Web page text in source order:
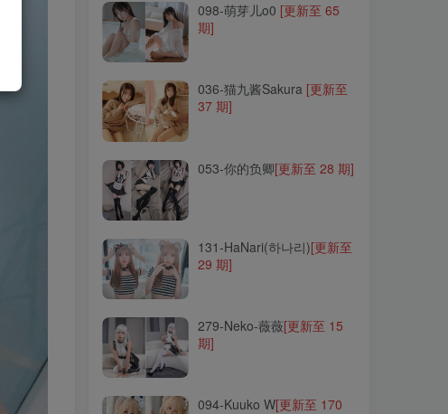
036-猫九酱Sakura
279-Neko-薇薇
094-Kuuko W
098-萌芽儿o0 [更新至 65
期]
036-猫九酱Sakura [更新至
37 期]
053-你的负卿[更新至 28 期]
131-HaNari(하나리)[更新至
29 期]
279-Neko-薇薇[更新至 15
期]
094-Kuuko W[更新至 170